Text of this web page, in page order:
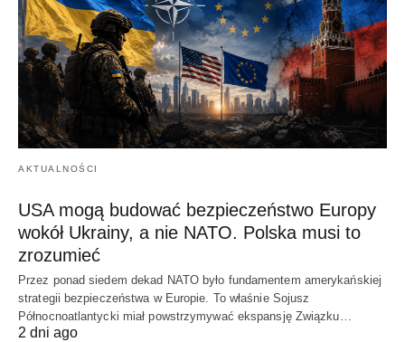
AKTUALNOŚCI
USA mogą budować bezpieczeństwo Europy
wokół Ukrainy, a nie NATO. Polska musi to
zrozumieć
Przez ponad siedem dekad NATO było fundamentem amerykańskiej
strategii bezpieczeństwa w Europie. To właśnie Sojusz
Północnoatlantycki miał powstrzymywać ekspansję Związku…
2 dni ago